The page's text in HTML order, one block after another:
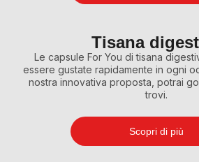
Tisana
Le capsule For You di tisana
essere gustate rapidamente in ogni
nostra innovativa proposta, potrai
trovi.
Scopri di più